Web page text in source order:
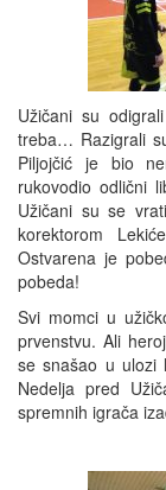
Užičani su
treba… Razigrali
Piljojčić je bio
rukovodio odlični
Užičani su se
korektorom
Ostvarena je
pobeda!
Svi momci u
prvenstvu. Ali
se snašao u ulozi
Nedelja pred
spremnih igrača